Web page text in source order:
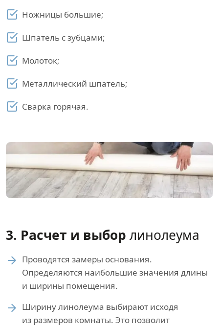
Ножницы большие;
Шпатель с зубцами;
Молоток;
Металлический шпатель;
Сварка горячая.
3. Расчет и выбор линолеума
Проводятся замеры основания.
Определяются наибольшие значения длины
и ширины помещения.
Ширину линолеума выбирают исходя
из размеров комнаты. Это позволит